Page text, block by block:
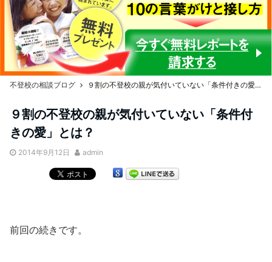
不登校の相談ブログ ９割の不登校の親が気付いていない「条件付きの愛」とは？
９割の不登校の親が気付いていない「条件付
きの愛」とは？
2014年9月12日 admin
前回の続きです。